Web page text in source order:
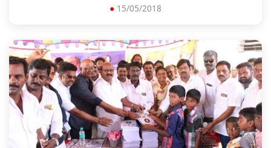
● 15/05/2018